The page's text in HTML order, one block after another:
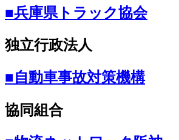
■兵庫県トラック協会
独立行政法人
■自動車事故対策機構
協同組合